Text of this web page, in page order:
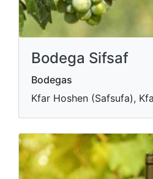
Bodega Sifsaf
Bodegas
Kfar Hoshen (Safsufa),